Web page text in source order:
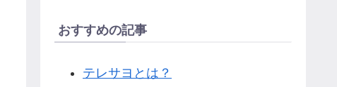
おすすめの記事
テレサヨとは？